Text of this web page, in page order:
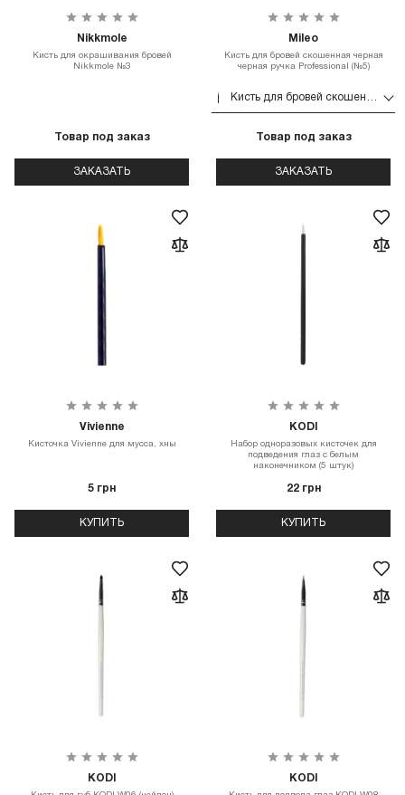
Nikkmole
Кисть для окрашивания бровей
Nikkmole №3
Товар под заказ
ЗАКАЗАТЬ
Mileo
Кисть для бровей скошенная черная
черная ручка Professional (№5)
Кисть для бровей скошенная черная черная ручка Professional (№5)
Товар под заказ
ЗАКАЗАТЬ
Vivienne
Кисточка Vivienne для мусса, хны
5 грн
КУПИТЬ
KODI
Набор одноразовых кисточек для
подведения глаз с белым
наконечником (5 штук)
22 грн
КУПИТЬ
KODI KODI